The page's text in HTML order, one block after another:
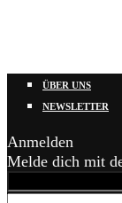
ÜBER UNS
NEWSLETTER
Anmelden
Melde dich mit